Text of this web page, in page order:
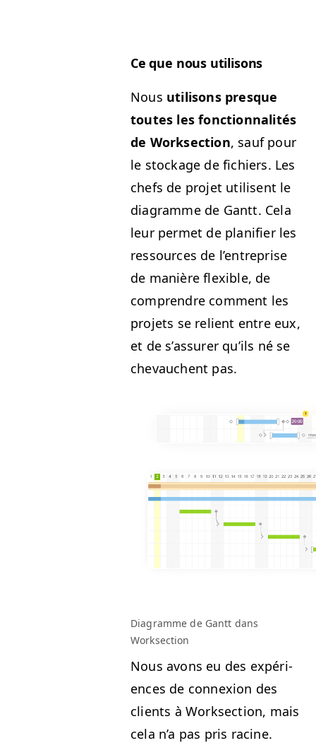
Ce que nous utilisons
Nous util­isons presque
toutes les fonc­tion­nal­ités
de Work­sec­tion, sauf pour
le stock­age de fichiers. Les
chefs de pro­jet utilisent le
dia­gramme de Gantt. Cela
leur per­met de plan­i­fi­er les
ressources de l’entreprise
de manière flex­i­ble, de
com­pren­dre com­ment les
pro­jets se relient entre eux,
et de s’assurer qu’ils né se
chevauchent pas.
Dia­gramme de Gantt dans
Worksection
Nous avons eu des expéri­
ences de con­nex­ion des
clients à Work­sec­tion, mais
cela n’a pas pris racine.